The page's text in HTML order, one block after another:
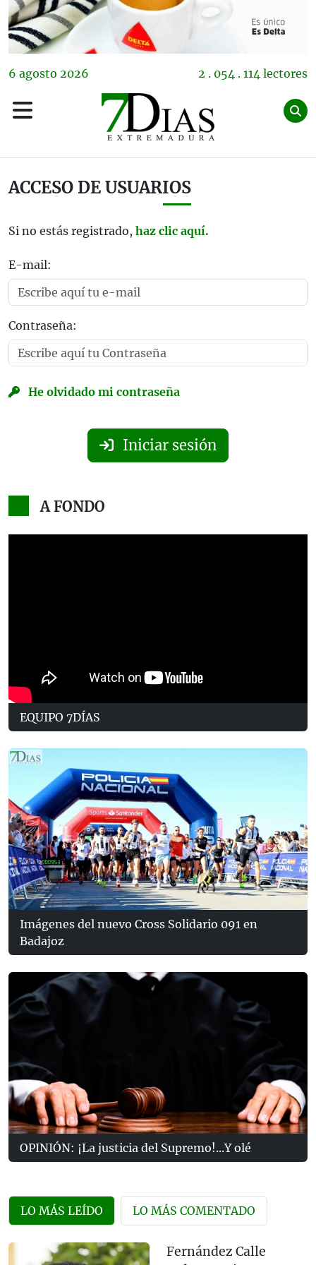
6 agosto 2026 2 . 054 . 114 lectores
ACCESO DE USUARIOS
Si no estás registrado, haz clic aquí.
E-mail:
Contraseña:
He olvidado mi contraseña
Iniciar sesión
A FONDO
EQUIPO 7DÍAS
Imágenes del nuevo Cross Solidario 091 en
Badajoz
OPINIÓN: ¡La justicia del Supremo!...Y olé
LO MÁS LEÍDO LO MÁS COMENTADO
Fernández Calle